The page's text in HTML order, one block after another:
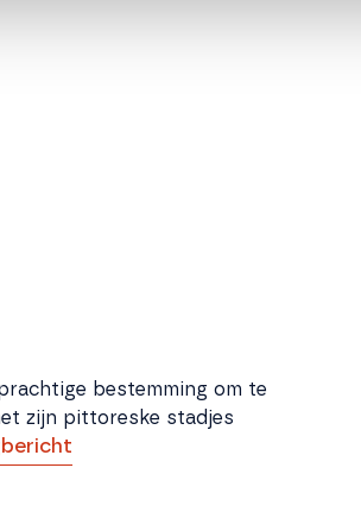
bestemming om te
zijn pittoreske stadjes